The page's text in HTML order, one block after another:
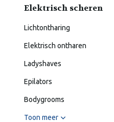
Elektrisch scheren
Lichtontharing
Elektrisch ontharen
Ladyshaves
Epilators
Bodygrooms
Toon meer